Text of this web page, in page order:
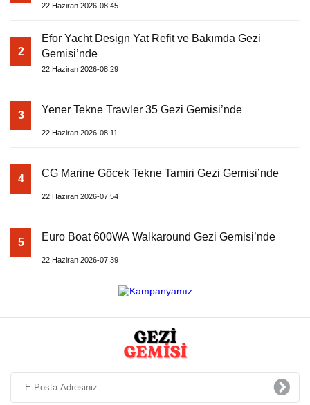
22 Haziran 2026-08:45
2
Efor Yacht Design Yat Refit ve Bakımda Gezi
Gemisi’nde
22 Haziran 2026-08:29
3 Yener Tekne Trawler 35 Gezi Gemisi’nde
22 Haziran 2026-08:11
4 CG Marine Göcek Tekne Tamiri Gezi Gemisi’nde
22 Haziran 2026-07:54
5 Euro Boat 600WA Walkaround Gezi Gemisi’nde
22 Haziran 2026-07:39